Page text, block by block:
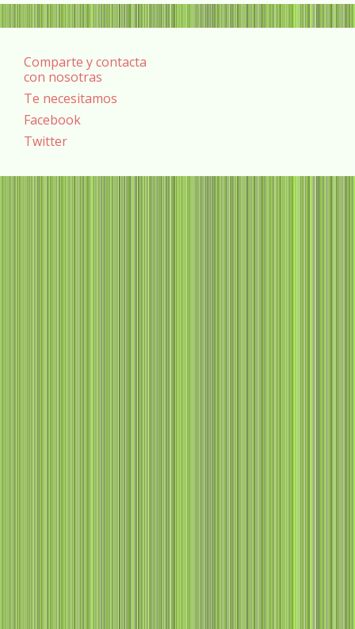
Comparte y contacta
con nosotras
Te necesitamos
Facebook
Twitter